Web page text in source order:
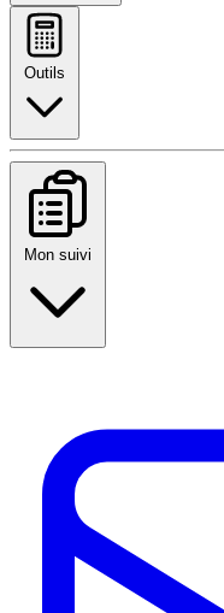
Outils
Mon suivi